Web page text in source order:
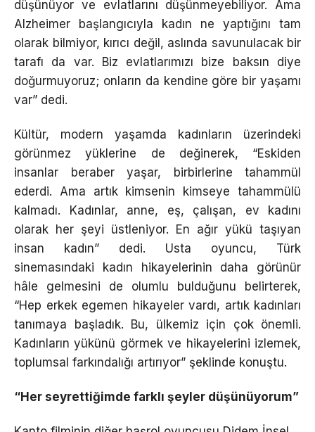
düşünüyor ve evlatlarını düşünmeyebiliyor. Ama
Alzheimer başlangıcıyla kadın ne yaptığını tam
olarak bilmiyor, kırıcı değil, aslında savunulacak bir
tarafı da var. Biz evlatlarımızı bize baksın diye
doğurmuyoruz; onların da kendine göre bir yaşamı
var” dedi.
Kültür, modern yaşamda kadınların üzerindeki
görünmez yüklerine de değinerek, “Eskiden
insanlar beraber yaşar, birbirlerine tahammül
ederdi. Ama artık kimsenin kimseye tahammülü
kalmadı. Kadınlar, anne, eş, çalışan, ev kadını
olarak her şeyi üstleniyor. En ağır yükü taşıyan
insan kadın” dedi. Usta oyuncu, Türk
sinemasındaki kadın hikayelerinin daha görünür
hâle gelmesini de olumlu bulduğunu belirterek,
“Hep erkek egemen hikayeler vardı, artık kadınları
tanımaya başladık. Bu, ülkemiz için çok önemli.
Kadınların yükünü görmek ve hikayelerini izlemek,
toplumsal farkındalığı artırıyor” şeklinde konuştu.
“Her seyrettiğimde farklı şeyler düşünüyorum”